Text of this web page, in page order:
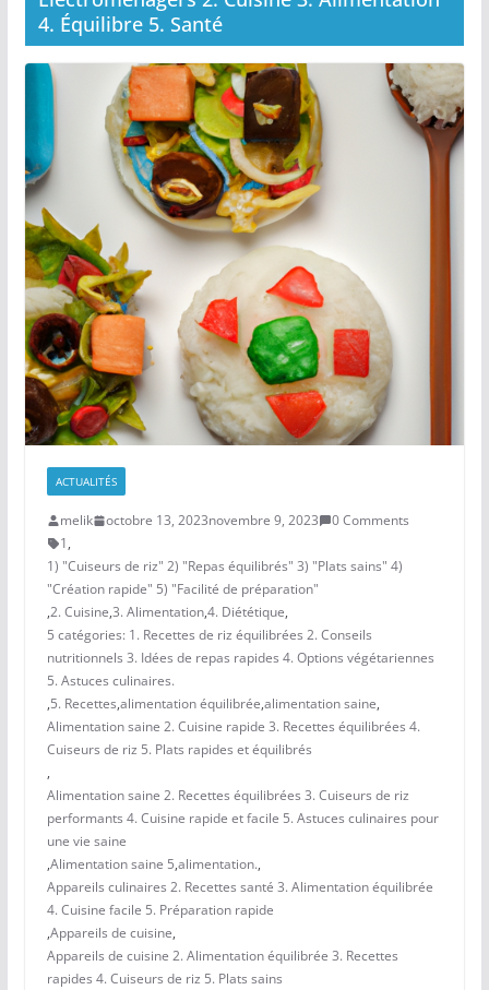
4. Équilibre 5. Santé
ACTUALITÉS
melik octobre 13, 2023novembre 9, 2023
0 Comments
1,
1) "Cuiseurs de riz" 2) "Repas équilibrés" 3) "Plats sains" 4)
"Création rapide" 5) "Facilité de préparation"
,2. Cuisine,3. Alimentation,4. Diététique,
5 catégories: 1. Recettes de riz équilibrées 2. Conseils
nutritionnels 3. Idées de repas rapides 4. Options végétariennes
5. Astuces culinaires.
,5. Recettes,alimentation équilibrée,alimentation saine,
Alimentation saine 2. Cuisine rapide 3. Recettes équilibrées 4.
Cuiseurs de riz 5. Plats rapides et équilibrés
,
Alimentation saine 2. Recettes équilibrées 3. Cuiseurs de riz
performants 4. Cuisine rapide et facile 5. Astuces culinaires pour
une vie saine
,Alimentation saine 5,alimentation.,
Appareils culinaires 2. Recettes santé 3. Alimentation équilibrée
4. Cuisine facile 5. Préparation rapide
,Appareils de cuisine,
Appareils de cuisine 2. Alimentation équilibrée 3. Recettes
rapides 4. Cuiseurs de riz 5. Plats sains